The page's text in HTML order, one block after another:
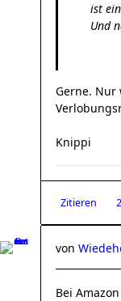
ist
Und
Gerne. Nur
Knippi
Zitieren
von
Bei